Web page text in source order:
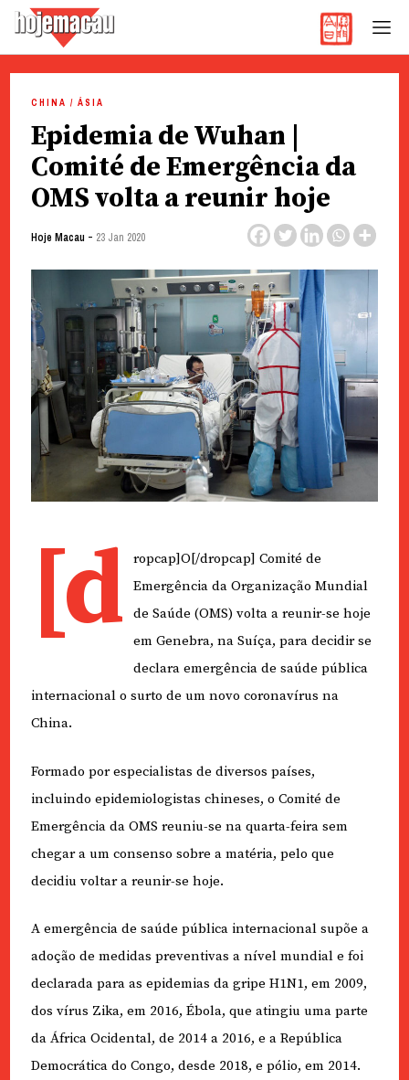
content
CHINA / ÁSIA
Epidemia de Wuhan |
Comité de Emergência da
OMS volta a reunir hoje
Hoje Macau - 23 Jan 2020
[d
ropcap]O[/dropcap] Comité de
Emergência da Organização Mundial
de Saúde (OMS) volta a reunir-se hoje
em Genebra, na Suíça, para decidir se
declara emergência de saúde pública
internacional o surto de um novo coronavírus na
China.
Formado por especialistas de diversos países,
incluindo epidemiologistas chineses, o Comité de
Emergência da OMS reuniu-se na quarta-feira sem
chegar a um consenso sobre a matéria, pelo que
decidiu voltar a reunir-se hoje.
A emergência de saúde pública internacional supõe a
adoção de medidas preventivas a nível mundial e foi
declarada para as epidemias da gripe H1N1, em 2009,
dos vírus Zika, em 2016, Ébola, que atingiu uma parte
da África Ocidental, de 2014 a 2016, e a República
Democrática do Congo, desde 2018, e pólio, em 2014.